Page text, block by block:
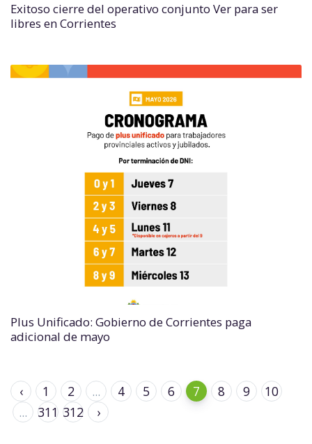
Exitoso cierre del operativo conjunto Ver para ser
libres en Corrientes
Plus Unificado: Gobierno de Corrientes paga
adicional de mayo
‹ 1 2 ... 4 5 6 7 8 9
10
...
311 312 ›